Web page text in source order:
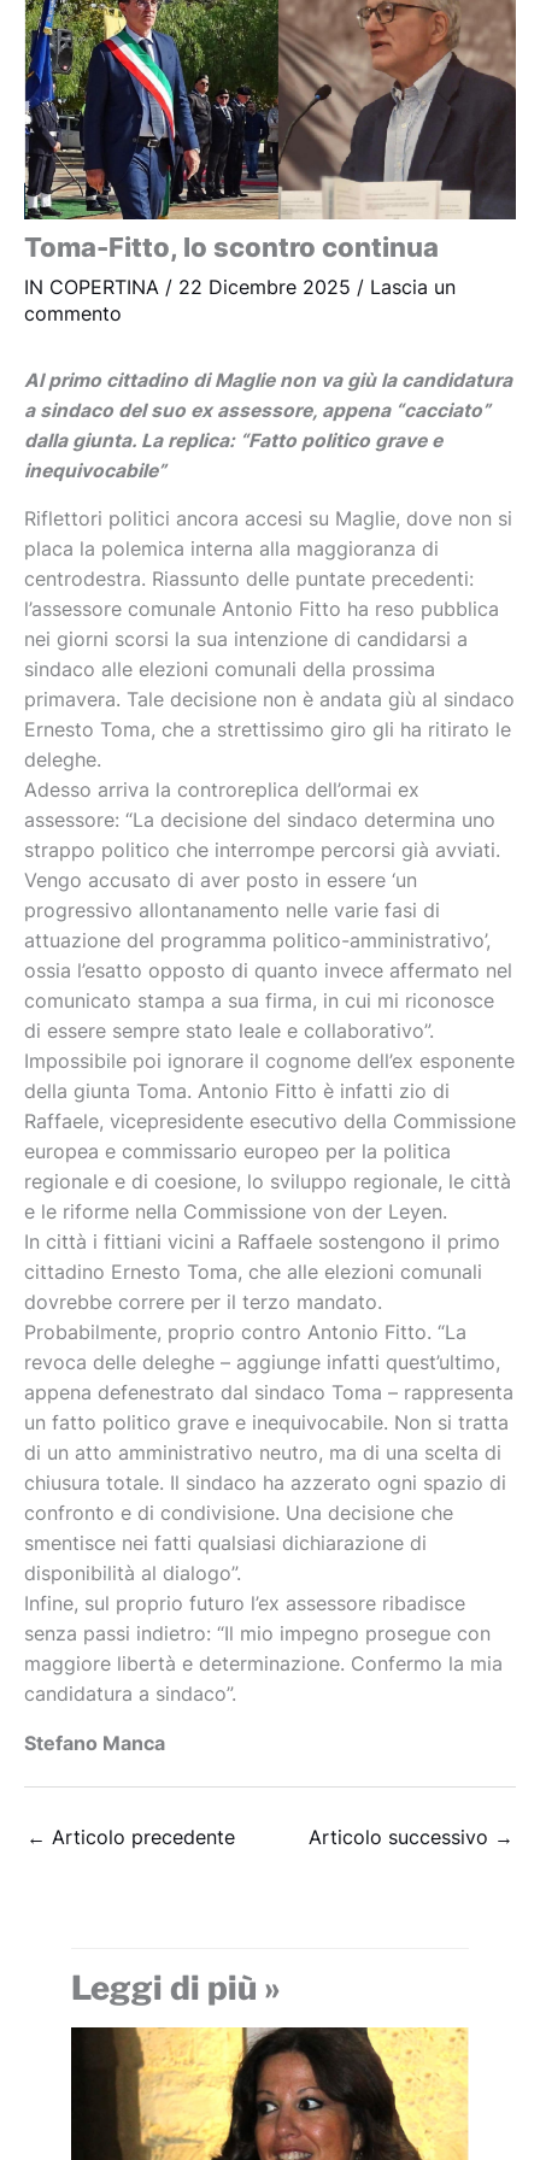
Toma-Fitto, lo scontro continua
IN COPERTINA / 22 Dicembre 2025 / Lascia un
commento
Al primo cittadino di Maglie non va giù la candidatura
a sindaco del suo ex assessore, appena “cacciato”
dalla giunta. La replica: “Fatto politico grave e
inequivocabile”
Riflettori politici ancora accesi su Maglie, dove non si
placa la polemica interna alla maggioranza di
centrodestra. Riassunto delle puntate precedenti:
l’assessore comunale Antonio Fitto ha reso pubblica
nei giorni scorsi la sua intenzione di candidarsi a
sindaco alle elezioni comunali della prossima
primavera. Tale decisione non è andata giù al sindaco
Ernesto Toma, che a strettissimo giro gli ha ritirato le
deleghe.
Adesso arriva la controreplica dell’ormai ex
assessore: “La decisione del sindaco determina uno
strappo politico che interrompe percorsi già avviati.
Vengo accusato di aver posto in essere ‘un
progressivo allontanamento nelle varie fasi di
attuazione del programma politico-amministrativo’,
ossia l’esatto opposto di quanto invece affermato nel
comunicato stampa a sua firma, in cui mi riconosce
di essere sempre stato leale e collaborativo”.
Impossibile poi ignorare il cognome dell’ex esponente
della giunta Toma. Antonio Fitto è infatti zio di
Raffaele, vicepresidente esecutivo della Commissione
europea e commissario europeo per la politica
regionale e di coesione, lo sviluppo regionale, le città
e le riforme nella Commissione von der Leyen.
In città i fittiani vicini a Raffaele sostengono il primo
cittadino Ernesto Toma, che alle elezioni comunali
dovrebbe correre per il terzo mandato.
Probabilmente, proprio contro Antonio Fitto. “La
revoca delle deleghe – aggiunge infatti quest’ultimo,
appena defenestrato dal sindaco Toma – rappresenta
un fatto politico grave e inequivocabile. Non si tratta
di un atto amministrativo neutro, ma di una scelta di
chiusura totale. Il sindaco ha azzerato ogni spazio di
confronto e di condivisione. Una decisione che
smentisce nei fatti qualsiasi dichiarazione di
disponibilità al dialogo”.
Infine, sul proprio futuro l’ex assessore ribadisce
senza passi indietro: “Il mio impegno prosegue con
maggiore libertà e determinazione. Confermo la mia
candidatura a sindaco”.
Stefano Manca
← Articolo precedente Articolo successivo →
Leggi di più »